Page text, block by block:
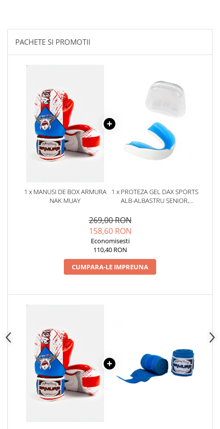
PACHETE SI PROMOTII
1 x MANUSI DE BOX ARMURA
NAK MUAY
1 x PROTEZA GEL DAX SPORTS
ALB-ALBASTRU SENIOR,
269,00 RON
158,60 RON
Economisesti
110,40 RON
CUMPARA-LE IMPREUNA